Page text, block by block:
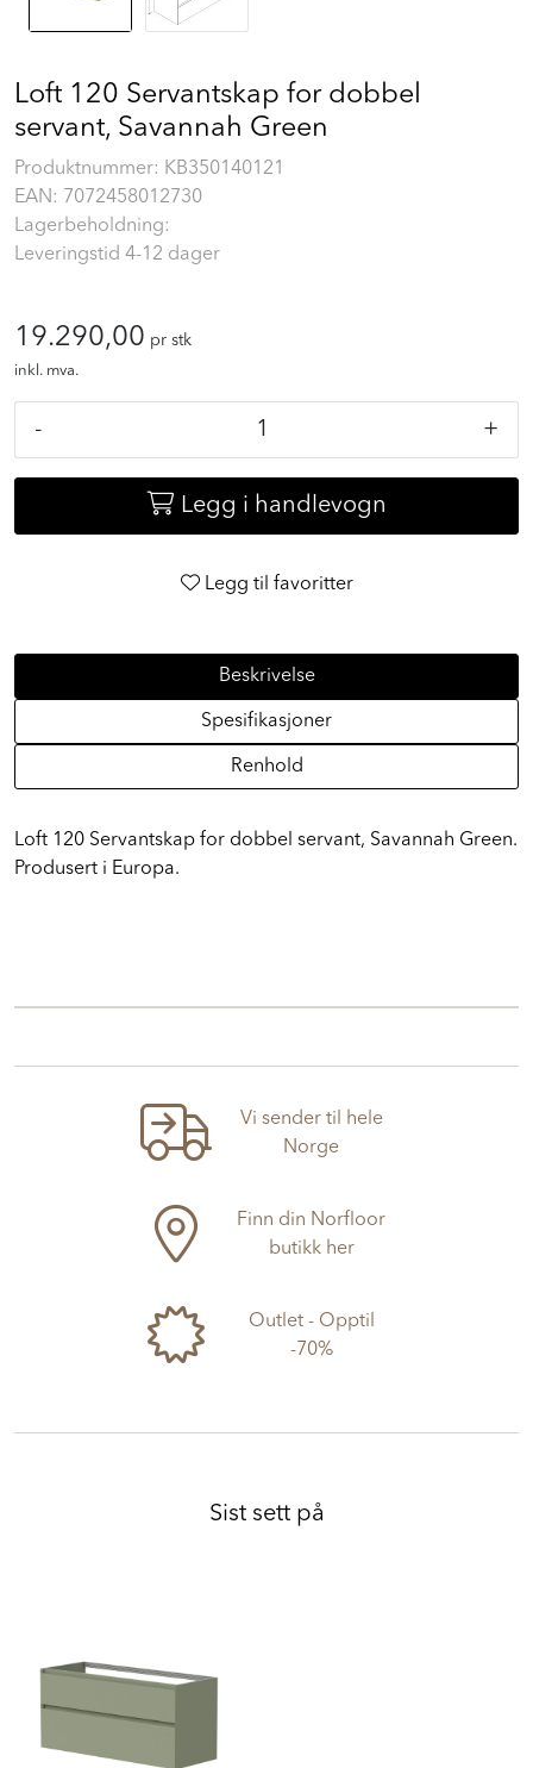
Loft 120 Servantskap for dobbel
servant, Savannah Green
Produktnummer: KB350140121
EAN: 7072458012730
Lagerbeholdning:
Leveringstid 4-12 dager
19.290,00 pr stk
inkl. mva.
- +
Legg i handlevogn
Legg til favoritter
Beskrivelse
Spesifikasjoner
Renhold
Loft 120 Servantskap for dobbel servant, Savannah Green.
Produsert i Europa.
Vi sender til hele
Norge
Finn din Norfloor
butikk her
Outlet - Opptil
-70%
Sist sett på